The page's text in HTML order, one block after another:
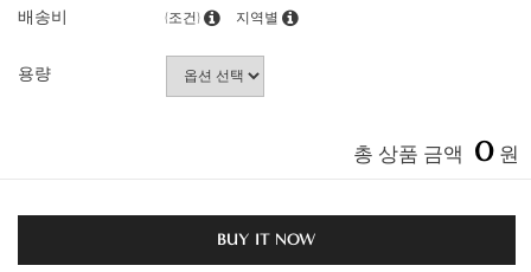
배송비 (조건) 지역별
용량
총 상품 금액 0 원
BUY IT NOW